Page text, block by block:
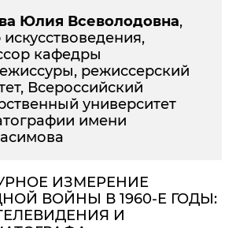
Юлия Всеволодовна,
кафедры
режиссерский
Всероссийский
университет
имени
ИЗМЕРЕНИЕ
ВОЙНЫ В 1960-Е ГОДЫ:
И